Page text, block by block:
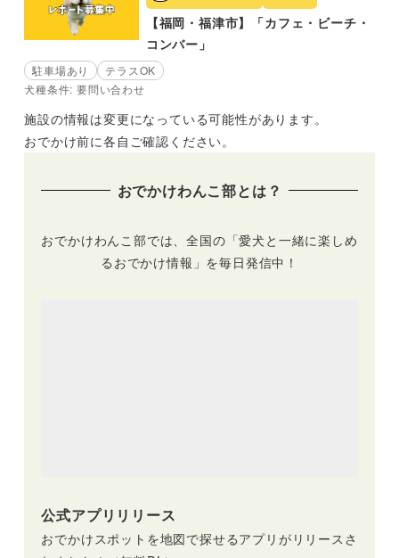
【福岡・福津市】「カフェ・ビーチ・
コンバー」
駐車場あり
テラスOK
犬種条件: 要問い合わせ
施設の情報は変更になっている可能性があります。
おでかけ前に各自ご確認ください。
おでかけわんこ部とは？
おでかけわんこ部では、全国の「愛犬と一緒に楽しめ
るおでかけ情報」を毎日発信中！
公式アプリリリース
おでかけスポットを地図で探せるアプリがリリースさ